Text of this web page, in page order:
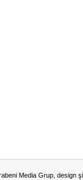
Media Grup, design